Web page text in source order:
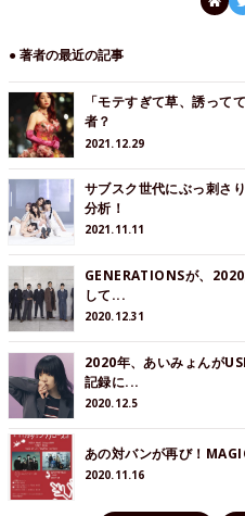
● 著者の最近の記事
「モテすぎて草、誘って
者？
2021.12.29
サブスク世代にぶっ刺さ
分析！
2021.11.11
GENERATIONSが、
して...
2020.12.31
2020年、あいみょんが
記録に...
2020.12.5
あの対バンが再び！
2020.11.16